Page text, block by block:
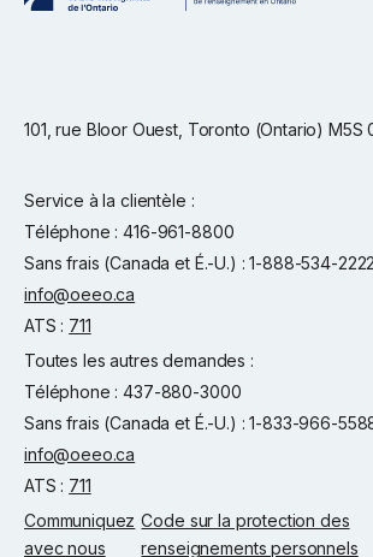
101, rue Bloor Ouest, Toronto (Ontario) M5S
Service à la clientèle :
Téléphone : 416-961-8800
Sans frais (Canada et É.-U.) : 1-888-534-2222
info@oeeo.ca
ATS : 711
Toutes les autres demandes :
Téléphone : 437-880-3000
Sans frais (Canada et É.-U.) : 1-833-966-
info@oeeo.ca
ATS : 711
Communiquez
avec nous
Code sur la protection des
renseignements personnels